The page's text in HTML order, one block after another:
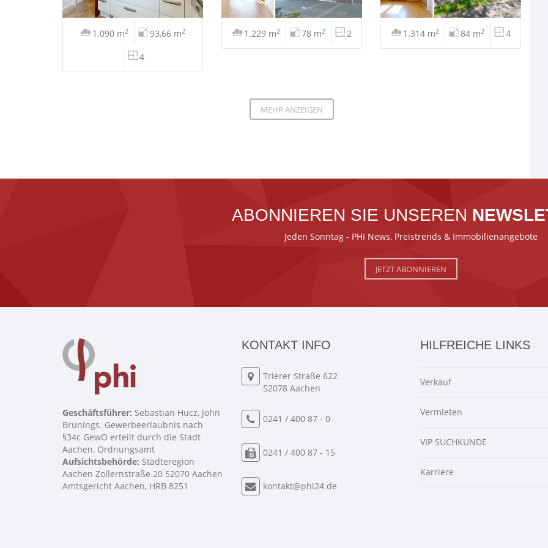
1.090 m2 93,66 m2
4
1.229 m2 78 m2 2 1.314 m2 84 m2 4
MEHR ANZEIGEN
ABONNIEREN SIE UNSEREN
Jeden Sonntag - PHI News, Preistrends & Immobilienangebote
JETZT ABONNIEREN
Geschäftsführer: Sebastian Hucz, John
Brünings. Gewerbeerlaubnis nach
§34c GewO erteilt durch die Stadt
Aachen, Ordnungsamt
Aufsichtsbehörde: Städteregion
Aachen Zollernstraße 20 52070 Aachen
Amtsgericht Aachen, HRB 8251
KONTAKT INFO
Trierer Straße 622
52078 Aachen
0241 / 400 87 - 0
0241 / 400 87 - 15
kontakt@phi24.de
HILFREICHE LINKS
Verkauf
Vermieten
VIP SUCHKUNDE
Karriere